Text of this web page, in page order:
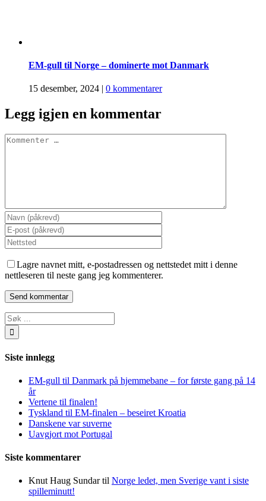
EM-gull til Norge – dominerte mot Danmark
15 desember, 2024 | 0 kommentarer
Legg igjen en kommentar
Comment
Lagre navnet mitt, e-postadressen og nettstedet mitt i denne
nettleseren til neste gang jeg kommenterer.
Søk
…
Siste innlegg
EM-gull til Danmark på hjemmebane – for første gang på 14
år
Vertene til finalen!
Tyskland til EM-finalen – beseiret Kroatia
Danskene var suverne
Uavgjort mot Portugal
Siste kommentarer
Knut Haug Sundartil Norge ledet, men Sverige vant i siste
spilleminutt!